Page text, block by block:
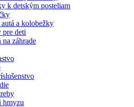
k detským posteliam
a kolobežky
pre deti
na záhrade
hmyzu